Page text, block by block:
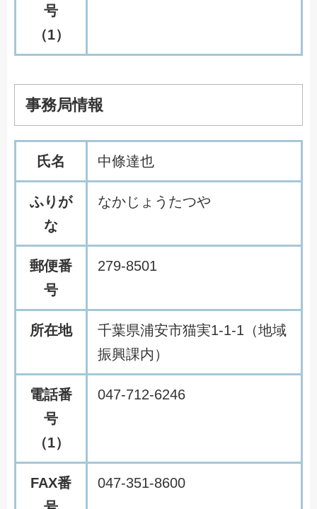
号
（1）
事務局情報
氏名 中條達也
ふりが
な
なかじょうたつや
郵便番
号
279-8501
所在地
千葉県浦安市猫実1-1-1（地域
振興課内）
電話番
号
（1）
047-712-6246
FAX番
047-351-8600